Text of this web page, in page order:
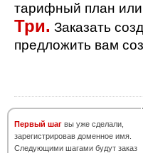
тарифный план или
Три. Заказать
предложить вам
Первый шаг вы уже сделали,
зарегистрировав доменное имя.
Следующими шагами будут заказ